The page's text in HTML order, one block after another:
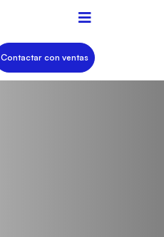
Contactar con ventas